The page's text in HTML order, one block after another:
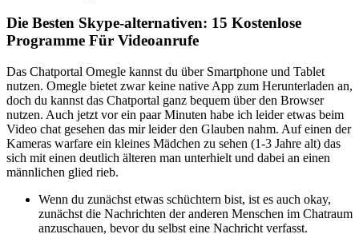
Die Besten Skype-alternativen: 15 Kostenlose
Programme Für Videoanrufe
Das Chatportal Omegle kannst du über Smartphone und Tablet
nutzen. Omegle bietet zwar keine native App zum Herunterladen an,
doch du kannst das Chatportal ganz bequem über den Browser
nutzen. Auch jetzt vor ein paar Minuten habe ich leider etwas beim
Video chat gesehen das mir leider den Glauben nahm. Auf einen der
Kameras warfare ein kleines Mädchen zu sehen (1-3 Jahre alt) das
sich mit einen deutlich älteren man unterhielt und dabei an einen
männlichen glied rieb.
Wenn du zunächst etwas schüchtern bist, ist es auch okay,
zunächst die Nachrichten der anderen Menschen im Chatraum
anzuschauen, bevor du selbst eine Nachricht verfasst.